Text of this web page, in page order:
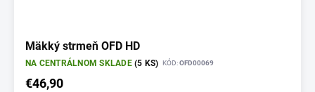
Mäkký strmeň OFD HD
NA CENTRÁLNOM SKLADE(5 KS) KÓD:OFD00069
€46,90